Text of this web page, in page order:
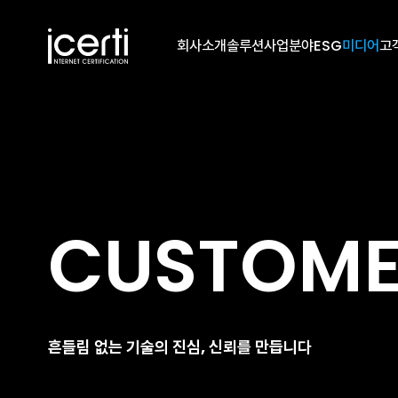
회사소개솔루션사업분야ESG미디어고
흔들림 없는 기술의 진심, 신뢰를 만듭니다